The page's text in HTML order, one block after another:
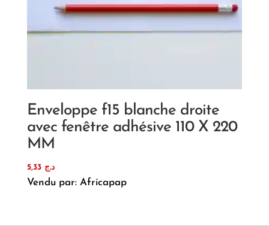
Enveloppe f15 blanche droite
avec fenêtre adhésive 110 X 220
MM
د.ج 5,33
Vendu par: Africapap